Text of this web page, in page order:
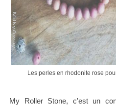
Les perles en rhodonite rose
My Roller Stone, c'est un